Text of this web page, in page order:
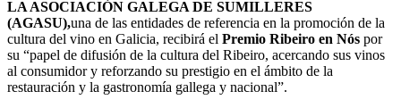
LA ASOCIACIÓN GALEGA DE SUMILLERES
(AGASU),una de las entidades de referencia en la promoción de la
cultura del vino en Galicia, recibirá el Premio Ribeiro en Nós por
su “papel de difusión de la cultura del Ribeiro, acercando sus vinos
al consumidor y reforzando su prestigio en el ámbito de la
restauración y la gastronomía gallega y nacional”.